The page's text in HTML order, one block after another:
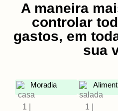
A maneira
controlar
gastos, em
sua
Moradia